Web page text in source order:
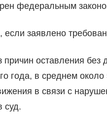
федеральным
если заявлено
причин оставления
года, в среднем
в связи с
суд.